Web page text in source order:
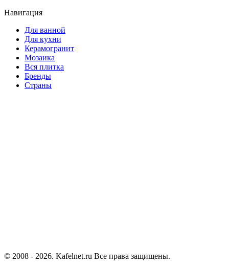
Навигация
Для ванной
Для кухни
Керамогранит
Мозаика
Вся плитка
Бренды
Страны
© 2008 - 2026. Kafelnet.ru Все права защищены.